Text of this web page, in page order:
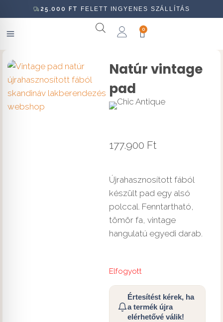
25.000 FT FELETT INGYENES SZÁLLÍTÁS
0
Natúr vintage
pad
177.900 Ft
Újrahasznosított fából
készült pad egy alsó
polccal. Fenntartható,
tömör fa, vintage
hangulatú egyedi darab.
Elfogyott
Értesítést kérek, ha
a termék újra
elérhetővé válik!